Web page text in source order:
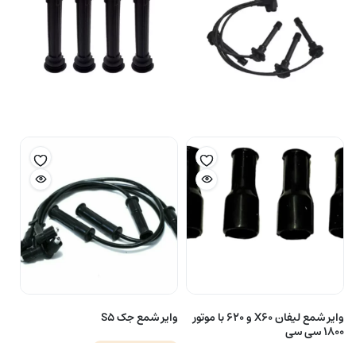
وایر شمع لیفان X60 و 620 با موتور
1800 سی سی
وایر شمع جک S5